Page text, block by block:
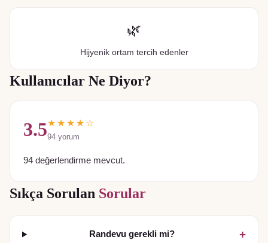
🌿
Hijyenik ortam tercih edenler
Kullanıcılar Ne Diyor?
3.5★★★★☆
94 yorum
94 değerlendirme mevcut.
Sıkça Sorulan Sorular
Randevu gerekli mi? +